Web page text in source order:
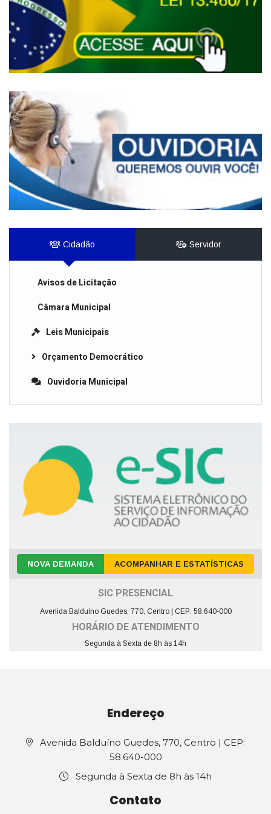
Cidadão Servidor
Avisos de Licitação
Câmara Municipal
Leis Municipais
Orçamento Democrático
Ouvidoria Municipal
NOVA DEMANDA ACOMPANHAR E ESTATÍSTICAS
SIC PRESENCIAL
Avenida Balduíno Guedes, 770, Centro | CEP: 58.640-000
HORÁRIO DE ATENDIMENTO
Segunda à Sexta de 8h às 14h
Endereço
Avenida Balduíno Guedes, 770, Centro | CEP:
58.640-000
Segunda à Sexta de 8h às 14h
Contato